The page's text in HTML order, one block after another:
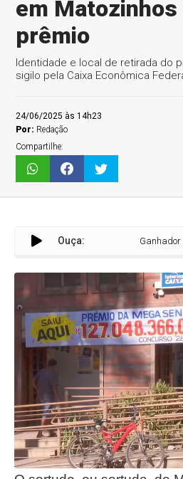
em
prêmio
Identidade e local de retirada do
sigilo pela Caixa Econômica
24/06/2025 às 14h23
Por: Redação
Compartilhe:
Ouça: Ganhador da